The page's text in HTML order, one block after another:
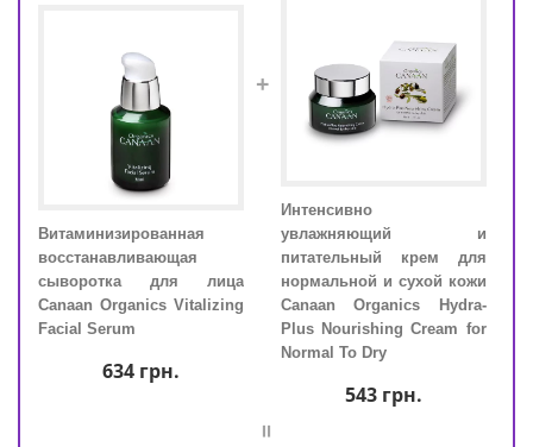
Витаминизированная
восстанавливающая
сыворотка для лица
Canaan Organics Vitalizing
Facial Serum
634грн.
+
Интенсивно
увлажняющий и
питательный крем для
нормальной и сухой кожи
Canaan Organics Hydra-
Plus Nourishing Cream for
Normal To Dry
543грн.